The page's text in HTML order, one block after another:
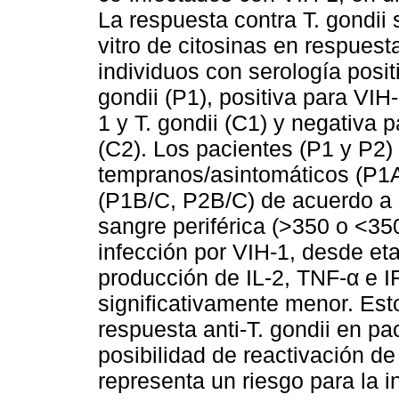
La respuesta contra T.
vitro de citosinas en
individuos con serología
gondii (P1), positiva para
1 y T. gondii (C1) y negativa
(C2). Los pacientes (P1 y
tempranos/asintomáticos
(P1B/C, P2B/C) de acuerdo
sangre periférica (>350 o
infección por VIH-1, desde
producción de IL-2, TNF-α e
significativamente menor.
respuesta anti-T. gondii en
posibilidad de reactivación
representa un riesgo para la